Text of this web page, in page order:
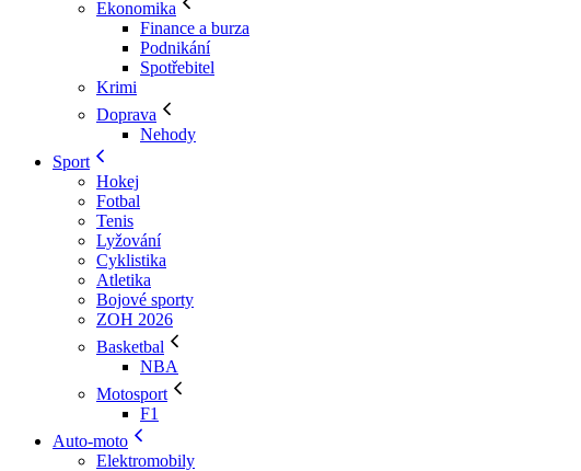
Ekonomika
Finance a burza
Podnikání
Spotřebitel
Krimi
Doprava
Nehody
Sport
Hokej
Fotbal
Tenis
Lyžování
Cyklistika
Atletika
Bojové sporty
ZOH 2026
Basketbal
NBA
Motosport
F1
Auto-moto
Elektromobily